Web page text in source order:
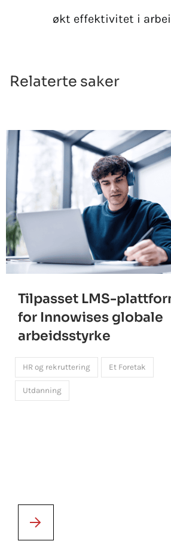
økt effektivitet i
Relaterte saker
Tilpasset LMS-
for Innowises globale
arbeidsstyrke
HR og rekruttering Et Foretak
Utdanning